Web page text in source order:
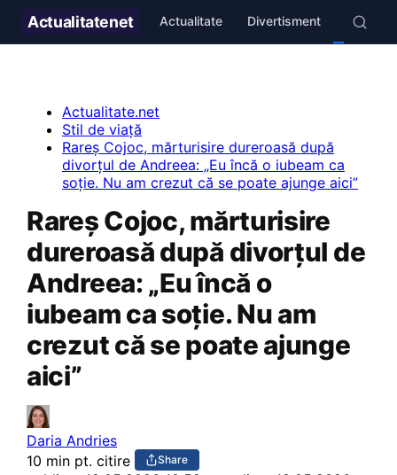
Actualitatenet Actualitate Divertisment Stil de
Actualitate.net
Stil de viață
Rareș Cojoc, mărturisire dureroasă după
divorțul de Andreea: „Eu încă o iubeam ca
soție. Nu am crezut că se poate ajunge aici”
Rareș Cojoc, mărturisire
dureroasă după divorțul de
Andreea: „Eu încă o
iubeam ca soție. Nu am
crezut că se poate ajunge
aici”
Daria Andries
10 min pt. citire
Share